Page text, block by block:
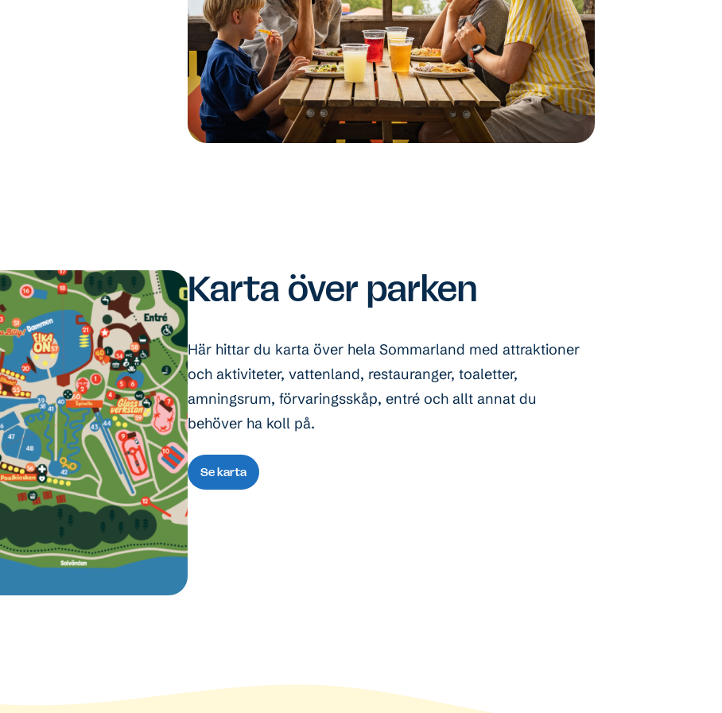
Karta över parken
Här hittar du karta över hela Sommarland med attraktioner
och aktiviteter, vattenland, restauranger, toaletter,
amningsrum, förvaringsskåp, entré och allt annat du
behöver ha koll på.
Se karta